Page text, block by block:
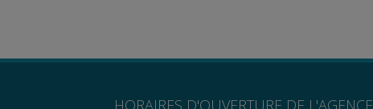
HORAIRES D'OUVERTURE DE L'AGENCE